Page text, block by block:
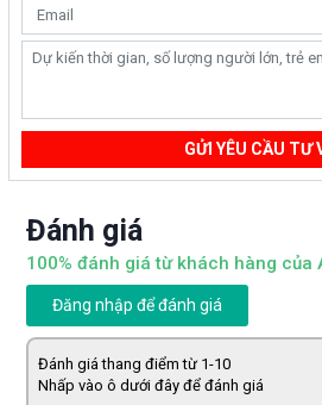
GỬI YÊU CẦU TƯ
Đánh giá
100% đánh giá từ khách hàng của
Đăng nhập để đánh giá
Đánh giá thang điểm từ 1-10
Nhấp vào ô dưới đây để đánh giá